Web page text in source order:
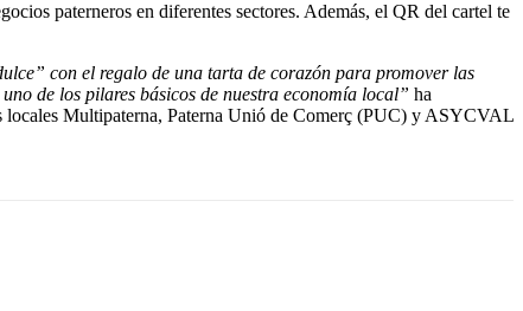
paterneros en diferentes sectores. Además, el QR del cartel te
con el regalo de una tarta de corazón para promover las
de los pilares básicos de nuestra economía local” ha
locales Multipaterna, Paterna Unió de Comerç (PUC) y ASYCVAL